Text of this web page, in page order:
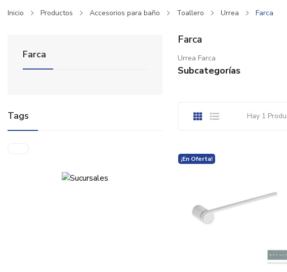
Inicio Productos Accesorios para baño Toallero Urrea Farca
Farca
Tags
Farca
Urrea Farca
Subcategorías
Hay 1
¡En Oferta!